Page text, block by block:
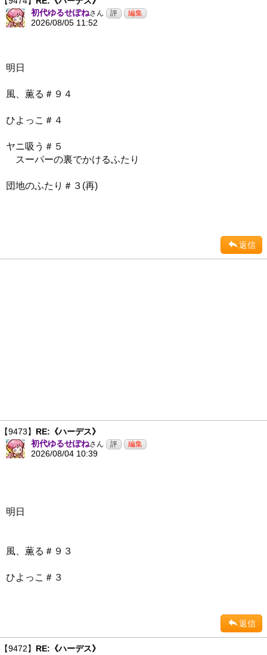
初代ゆるせぽねさん
2026/08/05 11:52
明日
風、薫る＃９４
ひよっこ＃４
ヤニ吸う＃５
スーパーの裏でかけるふたり
団地のふたり＃３(再)
返信
【9473】 RE:《ハーデス》
初代ゆるせぽねさん
2026/08/04 10:39
明日
風、薫る＃９３
ひよっこ＃３
返信
【9472】 RE:《ハーデス》